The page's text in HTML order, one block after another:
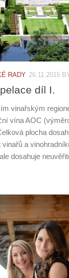
RADY 26.11.2015
díl I.
vinařským
vína AOC
plocha
a
dosahuje